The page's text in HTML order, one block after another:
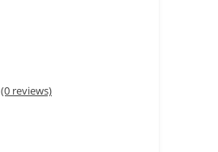
(0 reviews)